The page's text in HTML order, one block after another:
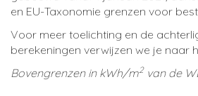
en EU-Taxonomie grenzen voor
Voor meer toelichting en de
berekeningen verwijzen we je naar
Bovengrenzen in kWh/m2van de